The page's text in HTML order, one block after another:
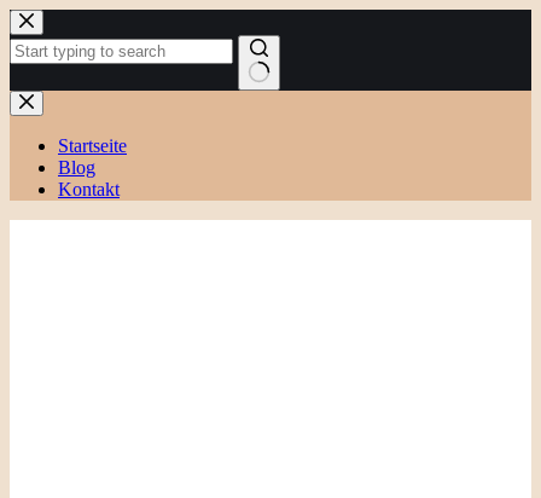
Zum
Inhalt
springen
Keine
Ergebnisse
Startseite
Blog
Kontakt